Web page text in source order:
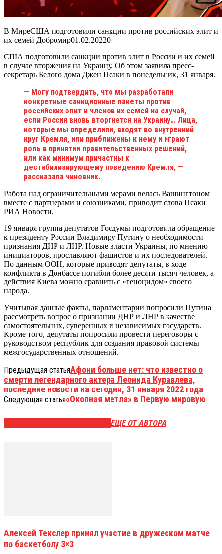
В МиреСША подготовили санкции против российских элит и
их семей Добромир01.02.20220
США подготовили санкции против элит в России и их семей
в случае вторжения на Украину. Об этом заявила пресс-
секретарь Белого дома Джен Псаки в понедельник, 31 января.
— Могу подтвердить, что мы разработали
конкретные санкционные пакеты против
российских элит и членов их семей на случай,
если Россия вновь вторгнется на Украину… Лица,
которые мы определили, входят во внутренний
круг Кремля, или приближены к нему и играют
роль в принятии правительственных решений,
или как минимум причастны к
дестабилизирующему поведению Кремля, —
рассказала чиновник.
Работа над ограничительными мерами велась Вашингтоном
вместе с партнерами и союзниками, приводит слова Псаки
РИА Новости.
19 января группа депутатов Госдумы подготовила обращение
к президенту России Владимиру Путину о необходимости
признания ДНР и ЛНР. Новые власти Украины, по мнению
инициаторов, прославляют фашистов и их последователей.
По данным ООН, которые приводят депутаты, в ходе
конфликта в Донбассе погибли более десяти тысяч человек, а
действия Киева можно сравнить с «геноцидом» своего
народа.
Учитывая данные факты, парламентарии попросили Путина
рассмотреть вопрос о признании ДНР и ЛНР в качестве
самостоятельных, суверенных и независимых государств.
Кроме того, депутаты попросили провести переговоры с
руководством республик для создания правовой системы
межгосударственных отношений.
Предыдущая статьяАфони больше нет: что известно о
смерти легендарного актера Леонида Куравлева,
последние новости на сегодня, 31 января 2022 года
Следующая статья«Окопная метла» в Первую мировую
ЕЩЕ ОТ АВТОРА
Алексей Текслер принял участие в дружеском матче
по баскетболу 3×3